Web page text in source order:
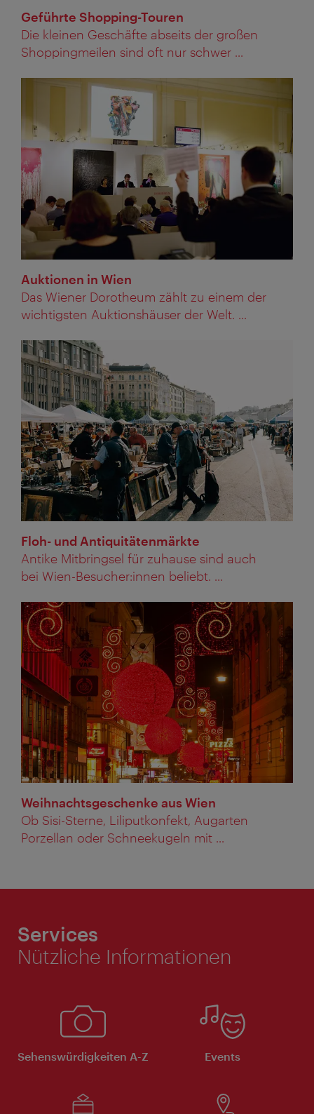
Geführte Shopping-Touren
Die kleinen Geschäfte abseits der großen
Shoppingmeilen sind oft nur schwer ...
Auktionen in Wien
Das Wiener Dorotheum zählt zu einem der
wichtigsten Auktionshäuser der Welt. ...
Floh- und Antiquitätenmärkte
Antike Mitbringsel für zuhause sind auch
bei Wien-Besucher:innen beliebt. ...
Weihnachtsgeschenke aus Wien
Ob Sisi-Sterne, Liliputkonfekt, Augarten
Porzellan oder Schneekugeln mit ...
Services
Nützliche Informationen
Sehenswürdigkeiten A-Z Events